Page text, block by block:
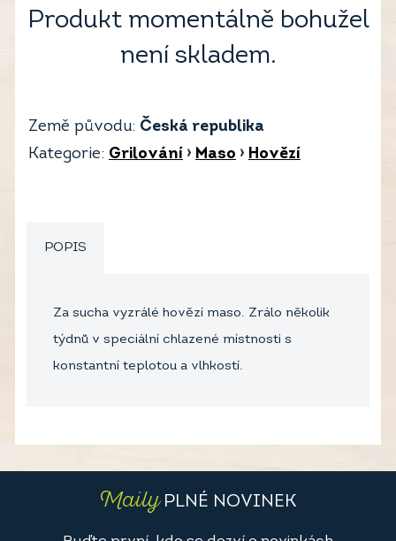
Produkt momentálně bohužel
není skladem.
Země původu: Česká republika
Kategorie: Grilování › Maso › Hovězí
POPIS
Za sucha vyzrálé hovězí maso. Zrálo několik
týdnů v speciální chlazené místnosti s
konstantní teplotou a vlhkostí.
MailyPLNÉ NOVINEK